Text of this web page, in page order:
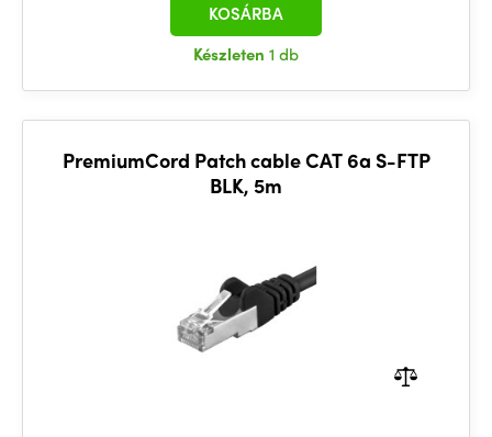
Készleten 1 db
KOSÁRBA
PremiumCord Patch cable CAT 6a S-FTP
BLK, 5m